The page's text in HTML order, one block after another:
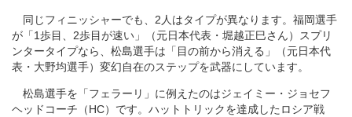
同じフィニッシャーでも、2人はタイプが異なります。福岡選手
が「1歩目、2歩目が速い」（元日本代表・堀越正巳さん）スプリ
ンタータイプなら、松島選手は「目の前から消える」（元日本代
表・大野均選手）変幻自在のステップを武器にしています。
松島選手を「フェラーリ」に例えたのはジェイミー・ジョセフ
ヘッドコーチ（HC）です。ハットトリックを達成したロシア戦